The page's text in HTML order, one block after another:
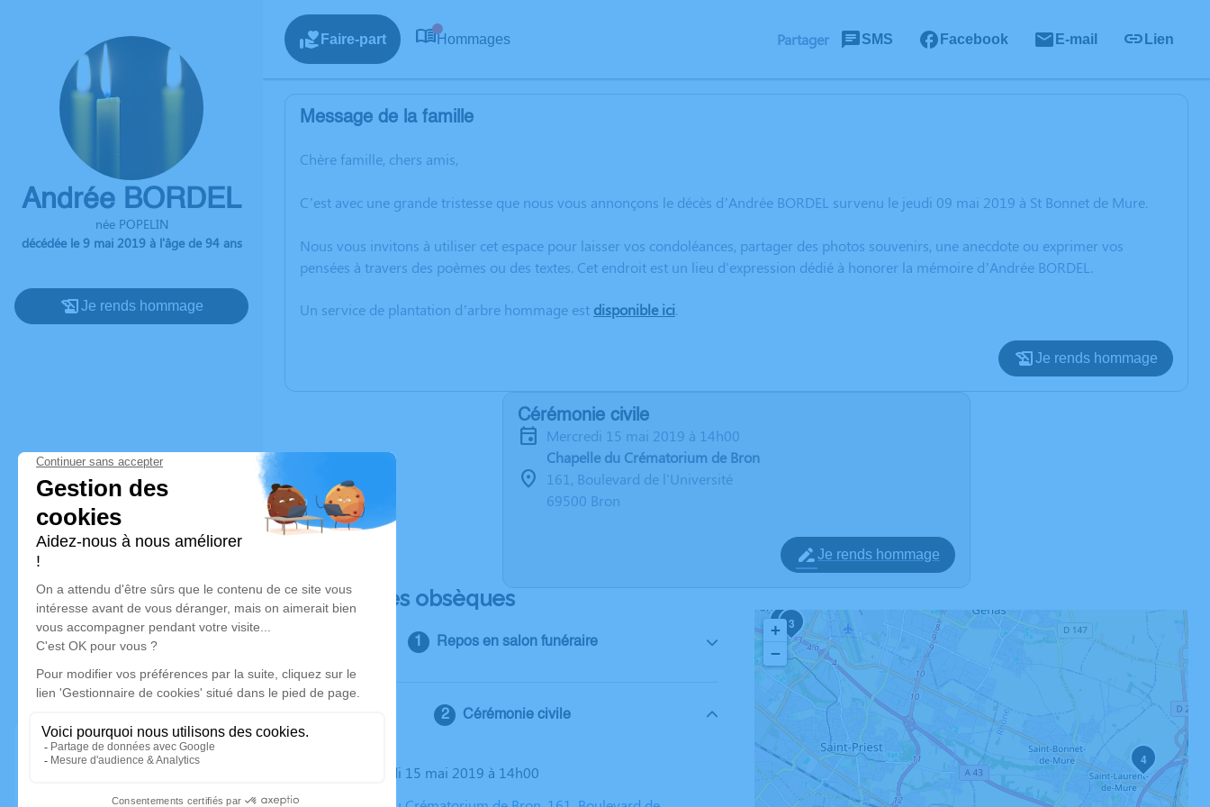
Andrée BORDEL
née POPELIN
décédée le 9 mai 2019 à l'âge de 94 ans
Je rends hommage
Faire-part Hommages Partager SMS Facebook E-mail Lien
Message de la famille
Chère famille, chers amis,
C’est avec une grande tristesse que nous vous annonçons le décès d’Andrée BORDEL survenu le jeudi 09 mai 2019 à St Bonnet de Mure.
Nous vous invitons à utiliser cet espace pour laisser vos condoléances, partager des photos souvenirs, une anecdote ou exprimer vos
pensées à travers des poèmes ou des textes. Cet endroit est un lieu d'expression dédié à honorer la mémoire d’Andrée BORDEL.
Un service de plantation d’arbre hommage est disponible ici.
Je rends hommage
Cérémonie civile
mercredi 15 mai 2019 à 14h00
Chapelle du Crématorium de Bron
161, Boulevard de l'Université
69500 Bron
Je rends hommage
Déroulé des obsèques
Repos en salon funéraire
Cérémonie civile
Le mercredi 15 mai 2019 à 14h00
23
4
+
−